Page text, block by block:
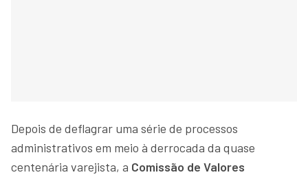
Depois de deflagrar uma série de processos
administrativos em meio à derrocada da quase
centenária varejista, a Comissão de Valores